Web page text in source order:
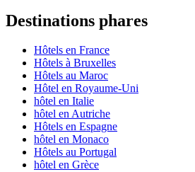
Destinations phares
Hôtels en France
Hôtels à Bruxelles
Hôtels au Maroc
Hôtel en Royaume-Uni
hôtel en Italie
hôtel en Autriche
Hôtels en Espagne
hôtel en Monaco
Hôtels au Portugal
hôtel en Grèce